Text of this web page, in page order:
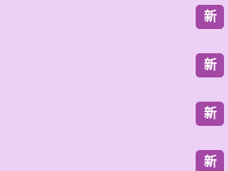
新
新
新
新